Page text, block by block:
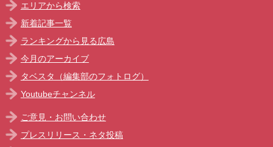
エリアから検索
新着記事一覧
ランキングから見る広島
今月のアーカイブ
タベスタ（編集部のフォトログ）
Youtubeチャンネル
ご意見・お問い合わせ
プレスリリース・ネタ投稿